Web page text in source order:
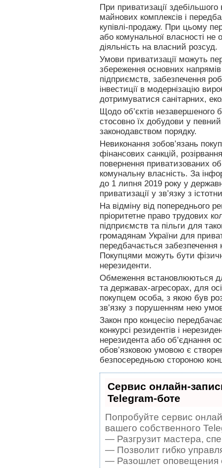
При приватизації
майнових комплексів і
купівлі-продажу. При цьому
або комунальної власності не
діяльність на власний розсуд.
Умови приватизації можуть
збереження основних
підприємств, забезпечення
інвестиції в модернізацію
дотримуватися санітарних,
Щодо об’єктів незавершеного
стосовно їх добудови у
законодавством порядку.
Невиконання зобов’язань
фінансових санкцій,
повернення приватизованих
комунальну власність. За
до 1 липня 2019 року у
приватизації у зв’язку з
На відміну від попереднього
пріоритетне право трудових
підприємств та пільги для
громадянам України для
передбачається забезпечення
Покупцями можуть бути
нерезиденти.
Обмеження встановлюються
та державах-агресорах, для
покупцем особа, з якою був
зв’язку з порушенням нею
Закон про концесію
конкурсі резидентів і
нерезидента або об’єднання
обов’язковою умовою є
безпосередньою стороною
Сервис онлайн-
Telegram-боте
Попробуйте сервис
вашего собственного
— Разгрузит мастера,
— Позволит гибко
— Разошлет оповещения